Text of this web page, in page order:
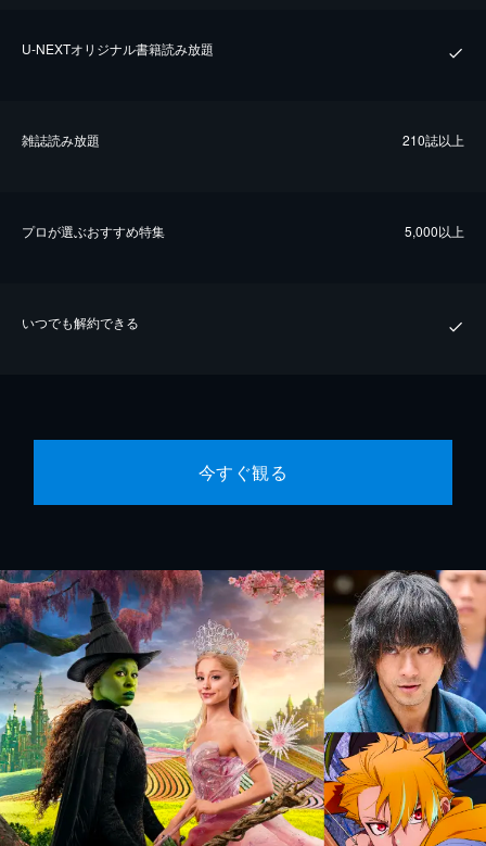
U-NEXTオリジナル書籍読み放題
雑誌読み放題 210誌以上
プロが選ぶおすすめ特集 5,000以上
いつでも解約できる
今すぐ観る